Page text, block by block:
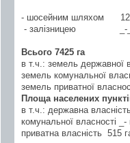
- шосейним шляхом
- залізницею _-
Всього 7425 га
в т.ч.: земель державної
земель комунальної
земель приватної
Площа населених
в т.ч.: державна
комунальної власності _-
приватна власність 515